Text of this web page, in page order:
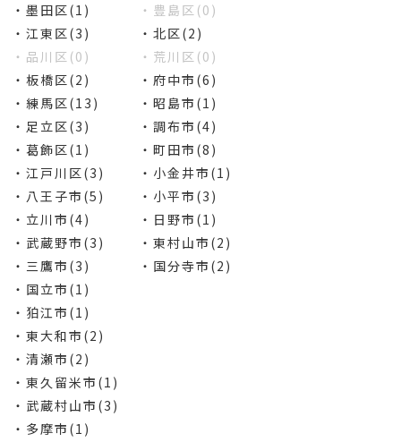
・墨田区(1)
・江東区(3)
・品川区(0)
・豊島区(0)
・北区(2)
・荒川区(0)
・板橋区(2)
・練馬区(13)
・足立区(3)
・葛飾区(1)
・江戸川区(3)
・八王子市(5)
・立川市(4)
・武蔵野市(3)
・三鷹市(3)
・府中市(6)
・昭島市(1)
・調布市(4)
・町田市(8)
・小金井市(1)
・小平市(3)
・日野市(1)
・東村山市(2)
・国分寺市(2)
・国立市(1)
・狛江市(1)
・東大和市(2)
・清瀬市(2)
・東久留米市(1)
・武蔵村山市(3)
・多摩市(1)